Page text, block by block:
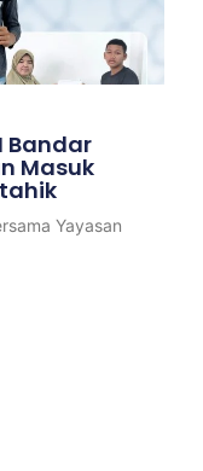
Bandar
Masuk
Yayasan